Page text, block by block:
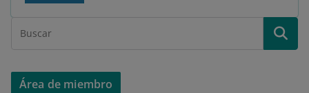
Área de miembro